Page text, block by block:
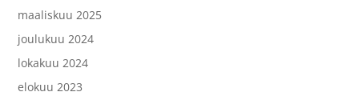
maaliskuu 2025
joulukuu 2024
lokakuu 2024
elokuu 2023